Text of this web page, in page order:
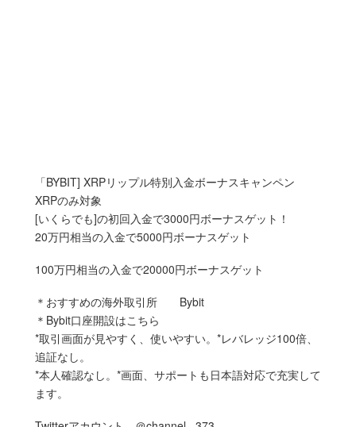
「BYBIT] XRPリップル特別入金ボーナスキャンペン
XRPのみ対象
[いくらでも]の初回入金で3000円ボーナスゲット！
20万円相当の入金で5000円ボーナスゲット
100万円相当の入金で20000円ボーナスゲット
＊おすすめの海外取引所 Bybit
＊Bybit口座開設はこちら
*取引画面が見やすく、使いやすい。*レバレッジ100倍、
追証なし。
*本人確認なし。*画面、サポートも日本語対応で充実して
ます。